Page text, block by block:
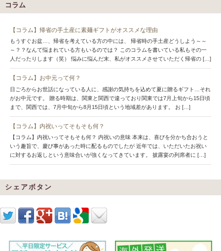
コラム
【コラム】帰省の手土産に素麺ギフトがオススメな理由
もうすぐお盆…、帰省を考えている方の中には、 帰省時の手土産どうしよう～～
～？？なんて悩まれている方もいるのでは？ このコラムを書いている私もその一
人だったりします（笑） 悩みに悩んだ末、私がオススメさせていただく帰省の […]
【コラム】お中元って何？
日ごろからお世話になっている人に、感謝の気持ちを込めて夏に贈るギフト…それ
がお中元です。 贈る時期は、関東と関西で違っており関東では7月上旬から15日頃
まで、関西では、7月中旬から8月15日頃という地域差があります。 お […]
【コラム】内祝いってそもそも何？
【コラム】内祝いってそもそも何？ 内祝いの意味 本来は、喜びを分かち合おうと
いう趣旨で、慶び事があった時に配るものでしたが 近年では、いただいたお祝い
に対するお返しという意味合いが強くなってきています。 披露宴の列席者に […]
シェアボタン